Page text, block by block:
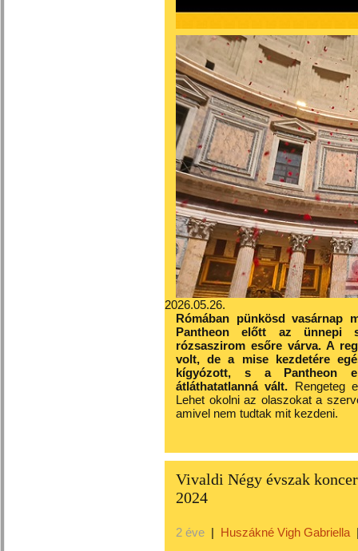
2026.05.26.
Rómában pünkösd vasárnap
Pantheon
előtt az ünnepi
rózsaszirom esőre várva. A
volt, de a mise kezdetére
kígyózott, s a Pantheon
átláthatatlanná vált. Rengeteg
Lehet okolni az olaszokat a
amivel nem tudtak mit kezdeni.
Vivaldi Négy évszak
2024
2 éve | Huszákné Vigh Gabriella